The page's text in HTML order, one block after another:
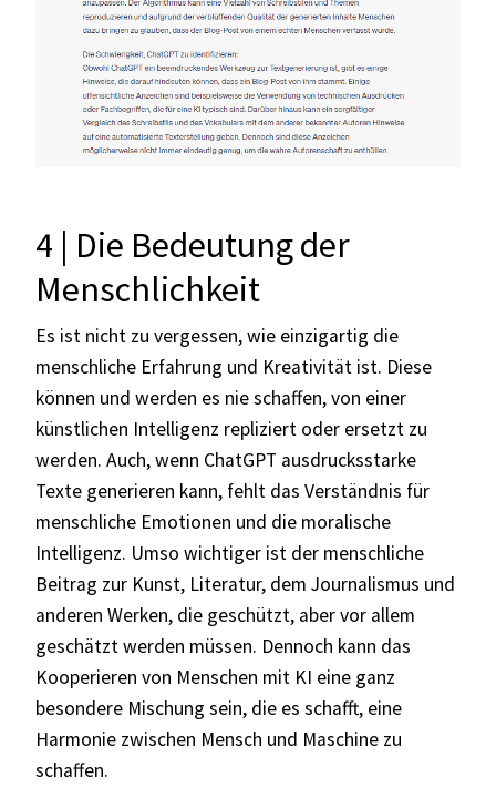
4 | Die Bedeutung der
Menschlichkeit
Es ist nicht zu vergessen, wie einzigartig die
menschliche Erfahrung und Kreativität ist. Diese
können und werden es nie schaffen, von einer
künstlichen Intelligenz repliziert oder ersetzt zu
werden. Auch, wenn ChatGPT ausdrucksstarke
Texte generieren kann, fehlt das Verständnis für
menschliche Emotionen und die moralische
Intelligenz. Umso wichtiger ist der menschliche
Beitrag zur Kunst, Literatur, dem Journalismus und
anderen Werken, die geschützt, aber vor allem
geschätzt werden müssen. Dennoch kann das
Kooperieren von Menschen mit KI eine ganz
besondere Mischung sein, die es schafft, eine
Harmonie zwischen Mensch und Maschine zu
schaffen.